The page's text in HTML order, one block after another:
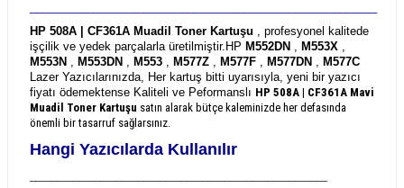
HP 508A | CF361A Muadil Toner Kartuşu
, profesyonel kalitede
işçilik ve yedek parçalarla üretilmiştir. HP M552DN M553X
M553N
M553DN M553 M577Z M577F M577DN
M577C
Lazer Yazıcılarınızda, Her kartuş bitti uyarısıyla, yeni bir yazıcı
fiyatı ödemektense Kaliteli ve Peformanslı HP 508A | CF361A Mavi
Muadil Toner Kartuşu satın alarak bütçe kaleminizde her defasında
önemli bir tasarruf sağlarsınız.
Hangi Yazıcılarda Kullanılır